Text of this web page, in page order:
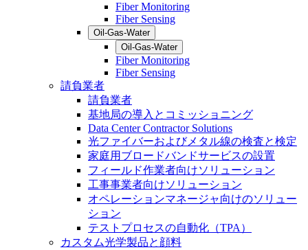
Fiber Monitoring
Fiber Sensing
Oil-Gas-Water
Oil-Gas-Water
Fiber Monitoring
Fiber Sensing
請負業者
請負業者
基地局の導入とコミッショニング
Data Center Contractor Solutions
光ファイバーおよびメタル線の検査と検定
家庭用ブロードバンドサービスの設置
フィールド作業者向けソリューション
工事事業者向けソリューション
オペレーションマネージャ向けのソリュー
ション
テストプロセスの自動化（TPA）
カスタム光学製品と顔料